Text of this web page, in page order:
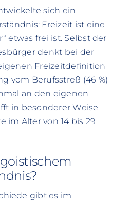
sich ein
Freizeit ist eine
etwas frei ist. Selbst der
denkt bei der
Freizeitdefinition
vom Berufsstreß (46 %)
an den eigenen
in besonderer Weise
im Alter von 14 bis 29
gibt es im